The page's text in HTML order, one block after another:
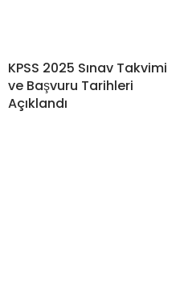
KPSS 2025 Sınav Takvimi
ve Başvuru Tarihleri
Açıklandı